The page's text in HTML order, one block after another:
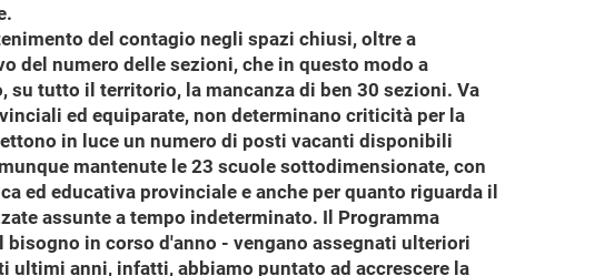
del contagio negli spazi chiusi, oltre a
del numero delle sezioni, che in questo modo a
tutto il territorio, la mancanza di ben 30 sezioni. Va
ed equiparate, non determinano criticità per la
in luce un numero di posti vacanti disponibili
mantenute le 23 scuole sottodimensionate, con
ed educativa provinciale e anche per quanto riguarda il
assunte a tempo indeterminato. Il Programma
bisogno in corso d'anno - vengano assegnati ulteriori
ultimi anni, infatti, abbiamo puntato ad accrescere la